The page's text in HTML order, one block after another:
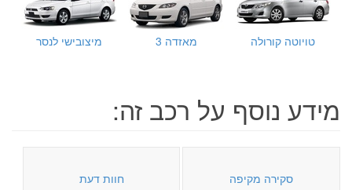
טויוטה קורולה מאזדה 3 מיצובישי לנסר
מידע נוסף על רכב זה:
סקירה מקיפה חוות דעת